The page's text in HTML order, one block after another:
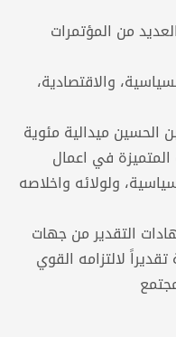
من المؤتمرات
والاقتصادية،
الحسين ميدالية مئوية
في اعمال
ولولائه واخلاصه
التقدير من جهات
لالتزامه القوي